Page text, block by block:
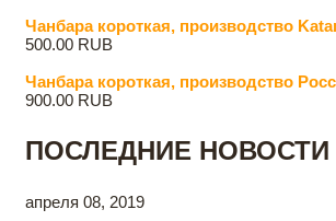
Чанбара короткая, производство
500.00 RUB
Чанбара короткая, производство
900.00 RUB
ПОСЛЕДНИЕ НОВОСТИ
апреля 08, 2019